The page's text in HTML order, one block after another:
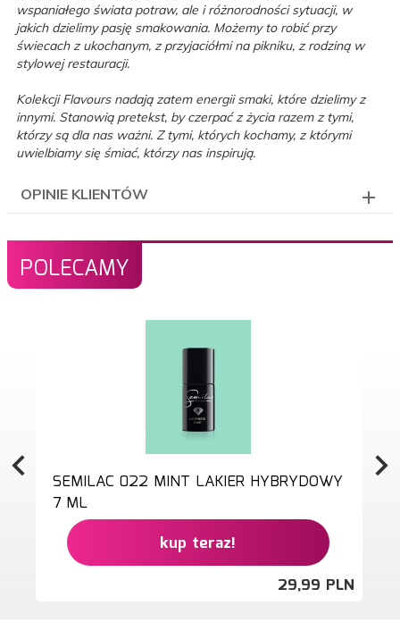
wspaniałego świata potraw, ale i różnorodności sytuacji, w
jakich dzielimy pasję smakowania. Możemy to robić przy
świecach z ukochanym, z przyjaciółmi na pikniku, z rodziną w
stylowej restauracji.
Kolekcji Flavours nadają zatem energii smaki, które dzielimy z
innymi. Stanowią pretekst, by czerpać z życia razem z tymi,
którzy są dla nas ważni. Z tymi, których kochamy, z którymi
uwielbiamy się śmiać, którzy nas inspirują.
OPINIE KLIENTÓW
POLECAMY
SEMILAC 022 MINT LAKIER HYBRYDOWY
7 ML
kup teraz!
29,99 PLN